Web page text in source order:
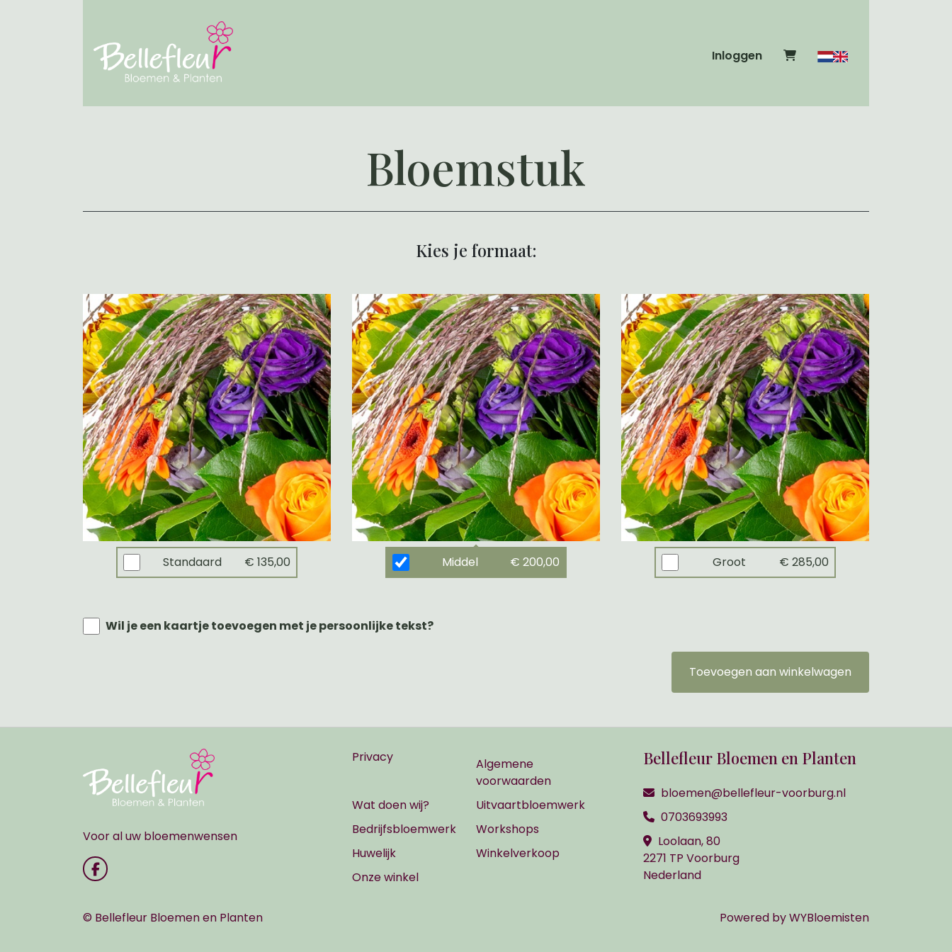
Inloggen
Bloemstuk
Kies je formaat:
Standaard € 135,00 Middel € 200,00 Groot € 285,00
Wil je een kaartje toevoegen met je persoonlijke tekst?
Toevoegen aan winkelwagen
Voor al uw bloemenwensen
Privacy
Algemene
voorwaarden
Wat doen wij?
Uitvaartbloemwerk
Bedrijfsbloemwerk
Workshops
Huwelijk
Winkelverkoop
Onze winkel
Bellefleur Bloemen en Planten
bloemen@bellefleur-voorburg.nl
0703693993
Loolaan, 80
2271 TP Voorburg
Nederland
© Bellefleur Bloemen en Planten Powered byWYBloemisten